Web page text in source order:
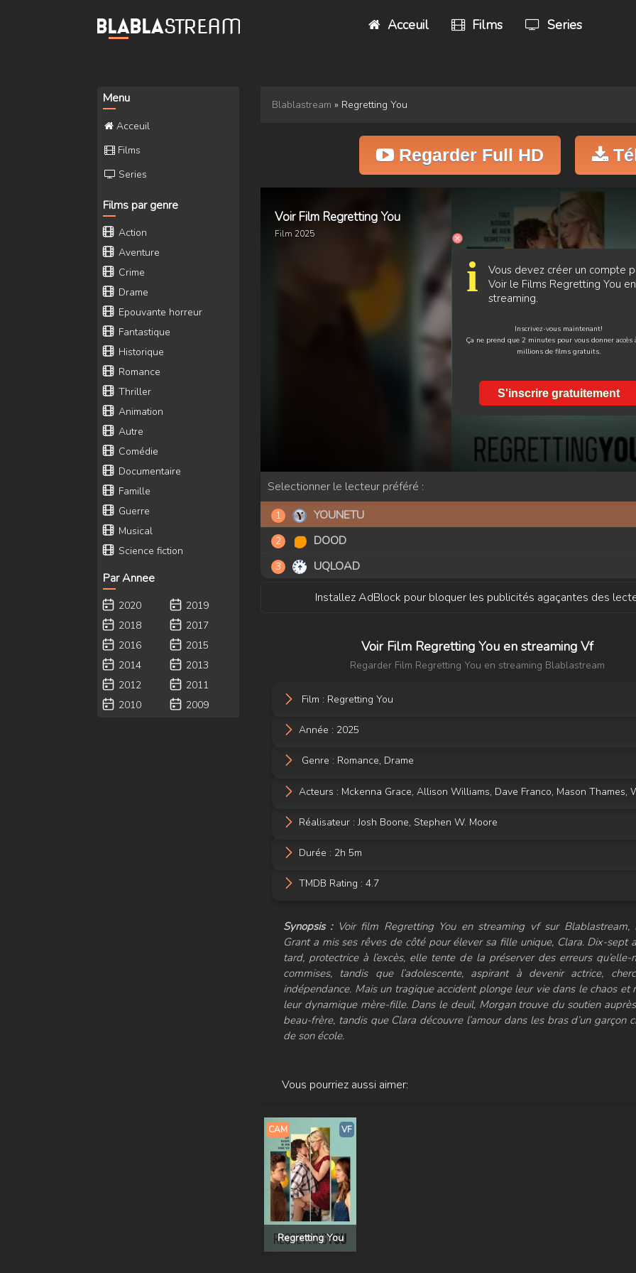
Acceuil Films Series
Blablastream » Regretting You
Regarder Full HD
i
Vous devez créer un compte
Voir le Films Regretting You en
streaming.
Inscrivez-vous maintenant!
Ça ne prend que 2 minutes pour vous donner accès
millions de films gratuits.
S'inscrire gratuitement
Voir Film Regretting You
Film 2025
Selectionner le lecteur préféré :
YOUNETU
DOOD
UQLOAD
Installez AdBlock pour bloquer les publicités agaçantes des
Voir Film Regretting You en streaming Vf
Regarder Film Regretting You en streaming Blablastream
Film : Regretting You
Année : 2025
Genre : Romance, Drame
Acteurs : Mckenna Grace, Allison Williams, Dave Franco, Mason Thames,
Réalisateur :Josh Boone, Stephen W. Moore
Durée : 2h 5m
TMDB Rating : 4.7
Synopsis :Voir film Regretting You en streaming vf sur Blablastream,
Grant a mis ses rêves de côté pour élever sa fille unique, Clara. Dix-sept
tard, protectrice à l’excès, elle tente de la préserver des erreurs qu’elle-
commises, tandis que l’adolescente, aspirant à devenir actrice,
indépendance. Mais un tragique accident plonge leur vie dans le chaos et
leur dynamique mère-fille. Dans le deuil, Morgan trouve du soutien
beau-frère, tandis que Clara découvre l’amour dans les bras d’un garçon
de son école.
Vous pourriez aussi aimer:
Regretting You
CAM VF
Menu
Acceuil
Films
Series
Films par genre
Action
Aventure
Crime
Drame
Epouvante horreur
Fantastique
Historique
Romance
Thriller
Animation
Autre
Comédie
Documentaire
Famille
Guerre
Musical
Science fiction
Par Annee
2020
2019
2018
2017
2016
2015
2014
2013
2012
2011
2010
2009